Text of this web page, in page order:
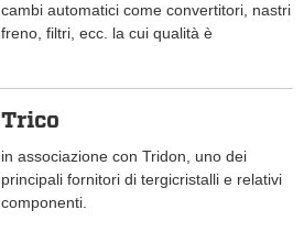
cambi automatici come convertitori, nastri
freno, filtri, ecc. la cui qualità è
Trico
in associazione con Tridon, uno dei
principali fornitori di tergicristalli e relativi
componenti.